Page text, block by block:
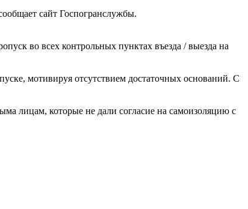
сайт Госпогранслужбы.
во всех контрольных пунктах въезда / выезда на
мотивируя отсутствием достаточных оснований. С
лицам, которые не дали согласие на самоизоляцию с